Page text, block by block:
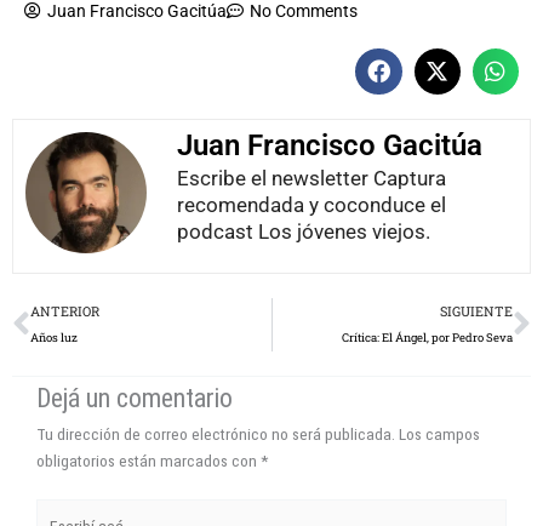
Juan Francisco Gacitúa No Comments
Juan Francisco Gacitúa
Escribe el newsletter Captura
recomendada y coconduce el
podcast Los jóvenes viejos.
Prev
ANTERIOR
Años luz
SIGUIENTE
Crítica: El Ángel, por Pedro Seva
Dejá un comentario
Tu dirección de correo electrónico no será publicada. Los campos
obligatorios están marcados con *